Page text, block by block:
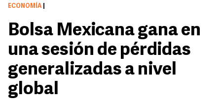
ECONOMÍA
Bolsa Mexicana gana en
una sesión de pérdidas
generalizadas a nivel
global